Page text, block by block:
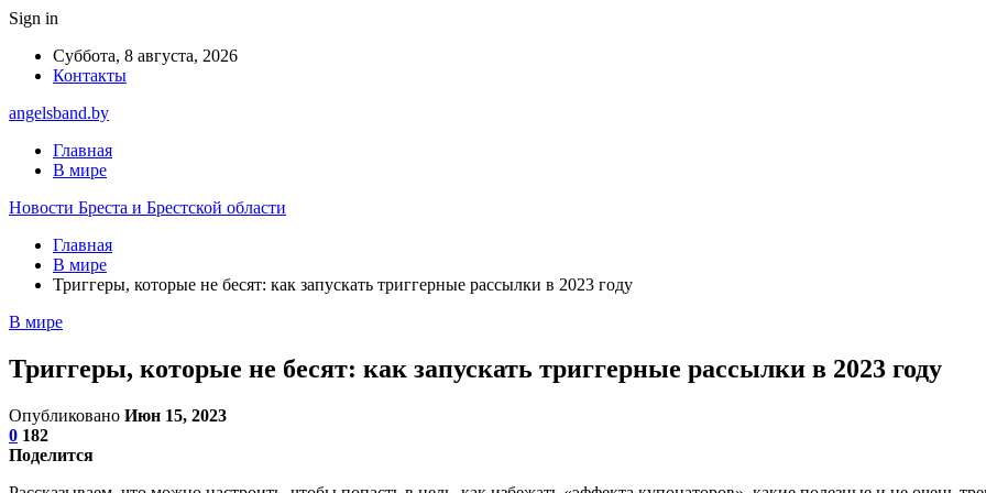
Sign in
Суббота, 8 августа, 2026
Контакты
angelsband.by
Главная
В мире
Новости Бреста и Брестской области
Главная
В мире
Триггеры, которые не бесят: как запускать триггерные рассылки в 2023 году
В мире
Триггеры, которые не бесят: как запускать триггерные рассылки в 2023 году
Опубликовано Июн 15, 2023
0 182
Поделится